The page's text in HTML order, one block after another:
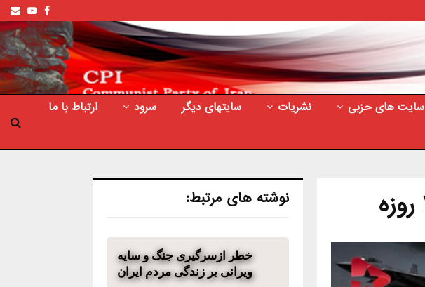
Facebook
سایت های حزبی نشریات سایتهای دیگر سرود
ارتباط با ما
نوشته های مرتبط:
خطر ازسرگیری جنگ و سایه
ویرانی بر زندگی مردم ایران